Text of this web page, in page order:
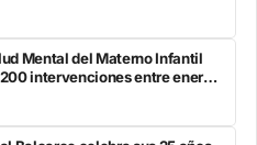
Mental del Materno Infantil
intervenciones entre enero